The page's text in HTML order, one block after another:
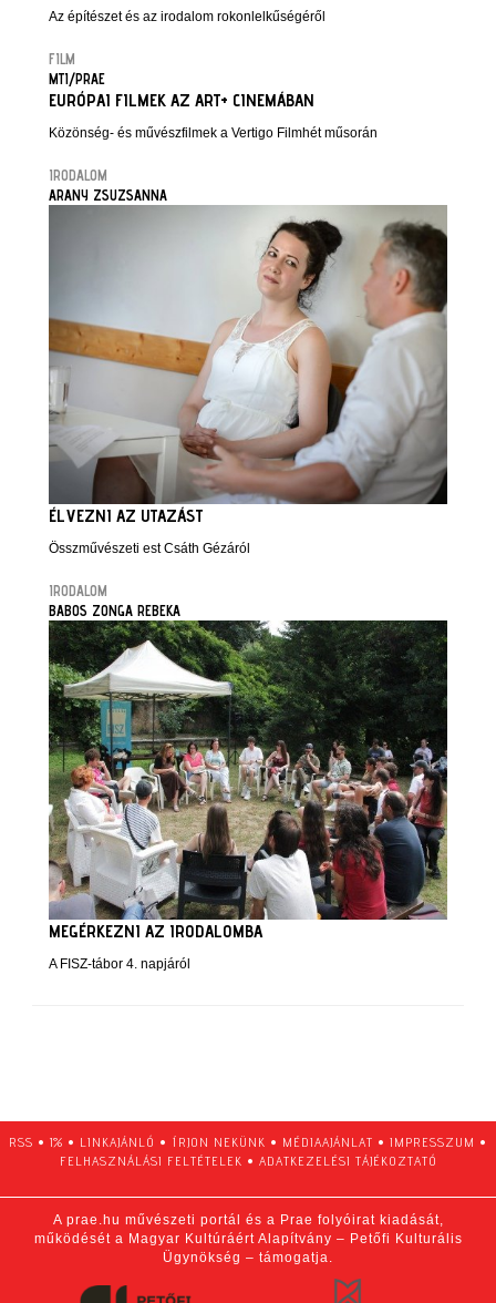
Az építészet és az irodalom rokonlelkűségéről
FILM
MTI/PRAE
EURÓPAI FILMEK AZ ART+ CINEMÁBAN
Közönség- és művészfilmek a Vertigo Filmhét műsorán
IRODALOM
ARANY ZSUZSANNA
ÉLVEZNI AZ UTAZÁST
Összművészeti est Csáth Gézáról
IRODALOM
BABOS ZONGA REBEKA
MEGÉRKEZNI AZ IRODALOMBA
A FISZ-tábor 4. napjáról
RSS • 1% • LINKAJÁNLÓ • ÍRJON NEKÜNK • MÉDIAAJÁNLAT • IMPRESSZUM •
FELHASZNÁLÁSI FELTÉTELEK • ADATKEZELÉSI TÁJÉKOZTATÓ
A prae.hu művészeti portál és a Prae folyóirat kiadását,
működését a Magyar Kultúráért Alapítvány – Petőfi Kulturális
Ügynökség – támogatja.